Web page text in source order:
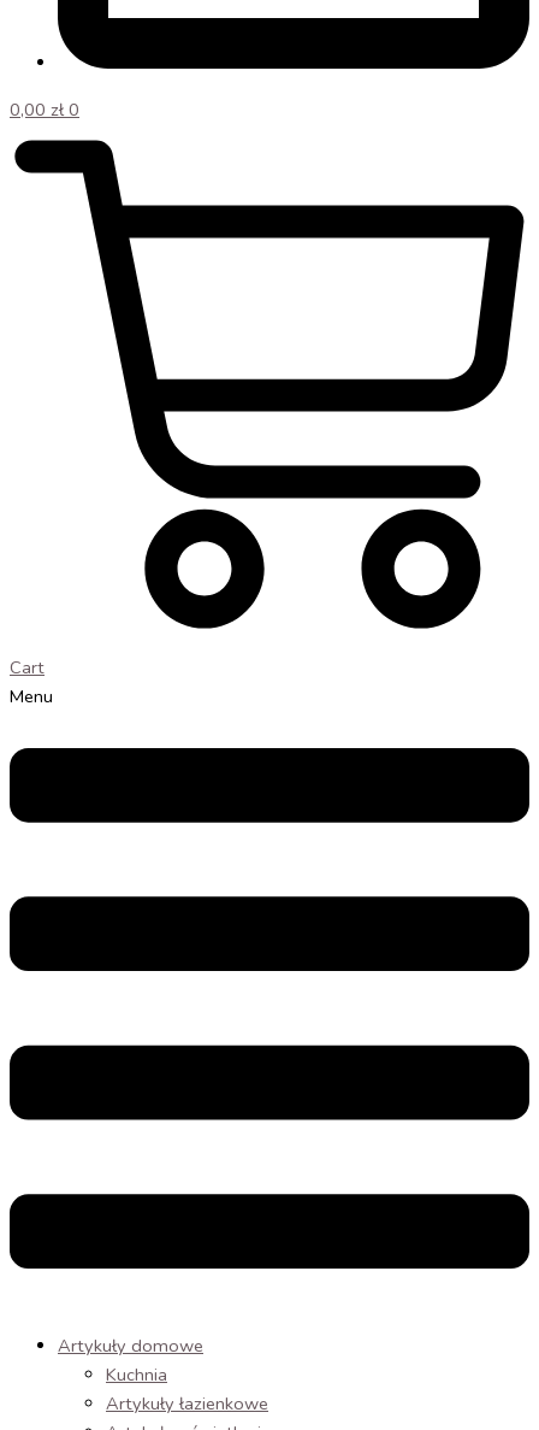
0,00 zł 0
Cart
Menu
Artykuły domowe
Kuchnia
Artykuły łazienkowe